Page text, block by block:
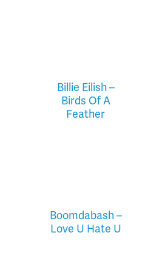
Billie Eilish –
Birds Of A
Feather
Boomdabash –
Love U Hate U